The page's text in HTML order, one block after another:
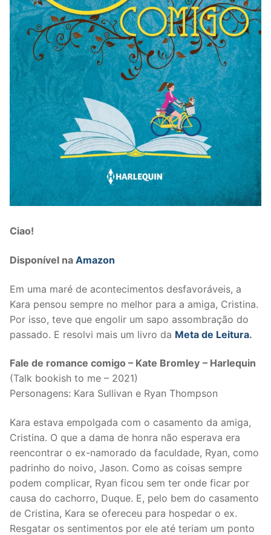
Ciao!
Disponível na Amazon
Em uma maré de acontecimentos desfavoráveis, a
Kara pensou sempre no melhor para a amiga, Cristina.
Por isso, teve que engolir um sapo assombração do
passado. E resolvi mais um livro da Meta de Leitura.
Fale de romance comigo – Kate Bromley – Harlequin
(Talk bookish to me – 2021)
Personagens: Kara Sullivan e Ryan Thompson
Kara estava empolgada com o casamento da amiga,
Cristina. O que a dama de honra não esperava era
reencontrar o ex-namorado da faculdade, Ryan, como
padrinho do noivo, Jason. Como as coisas sempre
podem complicar, Ryan ficou sem ter onde ficar por
causa do cachorro, Duque. E, pelo bem do casamento
de Cristina, Kara se ofereceu para hospedar o ex.
Resgatar os sentimentos por ele até teriam um ponto